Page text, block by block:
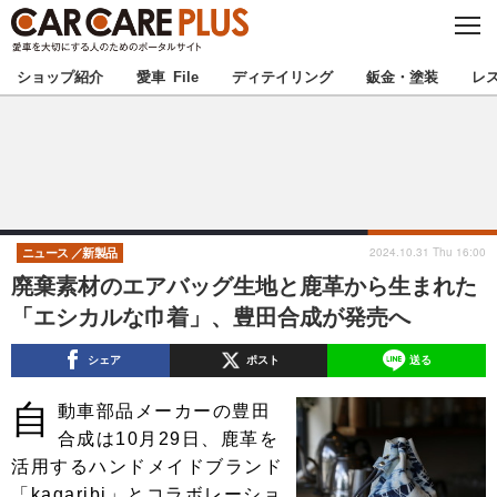
C
S
E
★カーケアプラス認定★ 厳選プロショップを地域から探す
甲信越 北陸
東海 関西
中国 四国
九州 沖縄
注目の記事
ショップ紹介 愛車 File ディテイリング 鈑金・塗装 レ
廃棄素材のエアバッグ生地と鹿革から生まれた
「エシカルな巾着」、豊田合成が発売へ
ニュース 新製品 2024.10.31 Thu 16:00
シェア ポスト 送る
自
動車部品メーカーの豊田
合成は10月29日、鹿革を
活用するハンドメイドブランド